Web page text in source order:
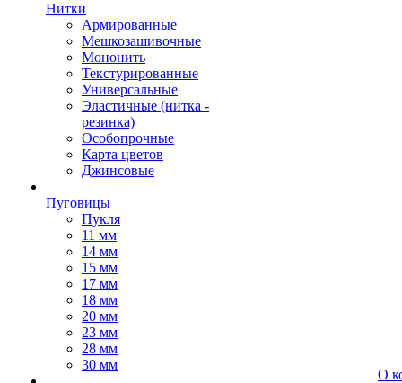
Нитки
Армированные
Мешкозашивочные
Мононить
Текстурированные
Универсальные
Эластичные (нитка -
резинка)
Особопрочные
Карта цветов
Джинсовые
Пуговицы
Пукля
11 мм
14 мм
15 мм
17 мм
18 мм
20 мм
23 мм
28 мм
30 мм
О